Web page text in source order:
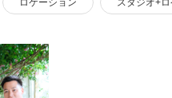
家族・友人と撮影